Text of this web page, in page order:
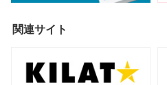
関連サイト